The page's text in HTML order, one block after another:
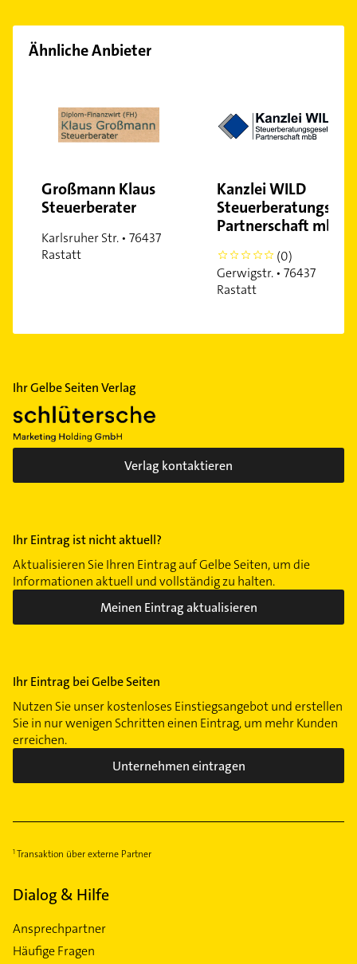
Ähnliche Anbieter
Großmann Klaus
Steuerberater
Karlsruher Str. • 76437
Rastatt
Kanzlei WILD
Partnerschaft mbB
0
(0)
Gerwigstr. • 76437
Rastatt
Ihr Gelbe Seiten Verlag
Verlag kontaktieren
Ihr Eintrag ist nicht aktuell?
Aktualisieren Sie Ihren Eintrag auf Gelbe Seiten, um die
Informationen aktuell und vollständig zu halten.
Meinen Eintrag aktualisieren
Ihr Eintrag bei Gelbe Seiten
Nutzen Sie unser kostenloses Einstiegsangebot und erstellen
Sie in nur wenigen Schritten einen Eintrag, um mehr Kunden
erreichen.
Unternehmen eintragen
Transaktion über externe Partner
Dialog & Hilfe
Ansprechpartner
Häufige Fragen